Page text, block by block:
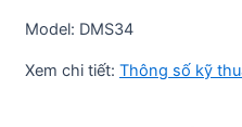
Model: DMS34
Xem chi tiết: Thông số kỹ